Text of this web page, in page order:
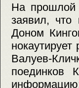
На прошлой
заявил, что
Доном
Валуев-
поединков